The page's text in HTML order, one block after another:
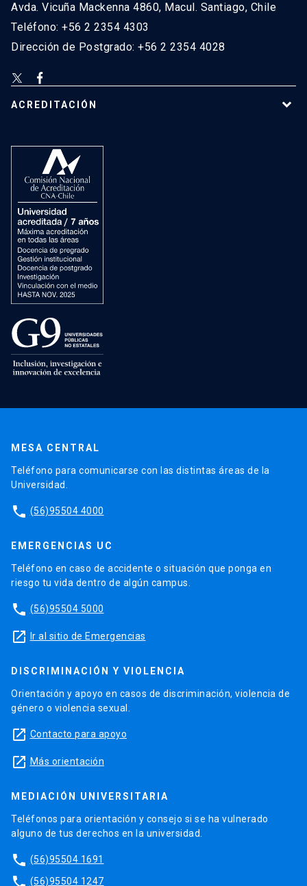
Avda. Vicuña Mackenna 4860, Macul. Santiago, Chile
Teléfono: +56 2 2354 4303
Dirección de Postgrado: +56 2 2354 4028
ACREDITACIÓN
MESA CENTRAL
Teléfono para comunicarse con las distintas áreas de la
Universidad.
phone (56)95504 4000
EMERGENCIAS UC
Teléfono en caso de accidente o situación que ponga en
riesgo tu vida dentro de algún campus.
phone (56)95504 5000
launch Ir al sitio de Emergencias
DISCRIMINACIÓN Y VIOLENCIA
Orientación y apoyo en casos de discriminación, violencia de
género o violencia sexual.
launch Contacto para apoyo
launch Más orientación
MEDIACIÓN UNIVERSITARIA
Teléfonos para orientación y consejo si se ha vulnerado
alguno de tus derechos en la universidad.
phone (56)95504 1691
phone (56)95504 1247